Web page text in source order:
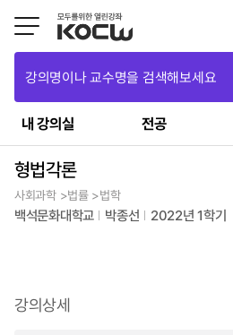
강의명이나 교수명을 검색해보세요
내 강의실 전공
형법각론
사회과학 >법률 >법학
백석문화대학교 박종선 2022년 1학기
강의상세